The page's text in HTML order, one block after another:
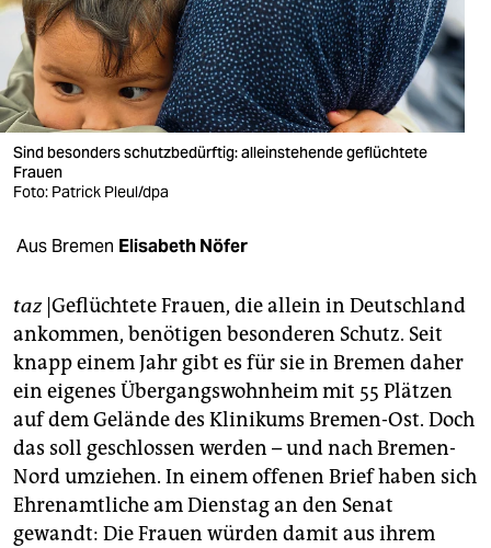
nord
wahrheit
verlag
verlag
shop
fragen & hilfe
unterstützen
abo
genossenschaft
epaper login
Sind besonders schutzbedürftig: alleinstehende geflüchtete
Frauen
Foto: Patrick Pleul/dpa
Aus Bremen Elisabeth Nöfer
taz|Geflüchtete Frauen, die allein in Deutschland
ankommen, benötigen besonderen Schutz. Seit
knapp einem Jahr gibt es für sie in Bremen daher
ein eigenes Übergangswohnheim mit 55 Plätzen
auf dem Gelände des Klinikums Bremen-Ost. Doch
das soll geschlossen werden – und nach Bremen-
Nord umziehen. In einem offenen Brief haben sich
Ehrenamtliche am Dienstag an den Senat
gewandt: Die Frauen würden damit aus ihrem